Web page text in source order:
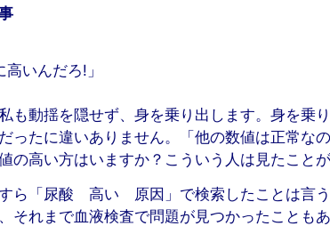
高いんだろ!」
も動揺を隠せず、身を乗り出します。身を乗
ったに違いありません。「他の数値は正常な
の高い方はいますか？こういう人は見たことが
ら「尿酸 高い 原因」で検索したことは言
それまで血液検査で問題が見つかったことも